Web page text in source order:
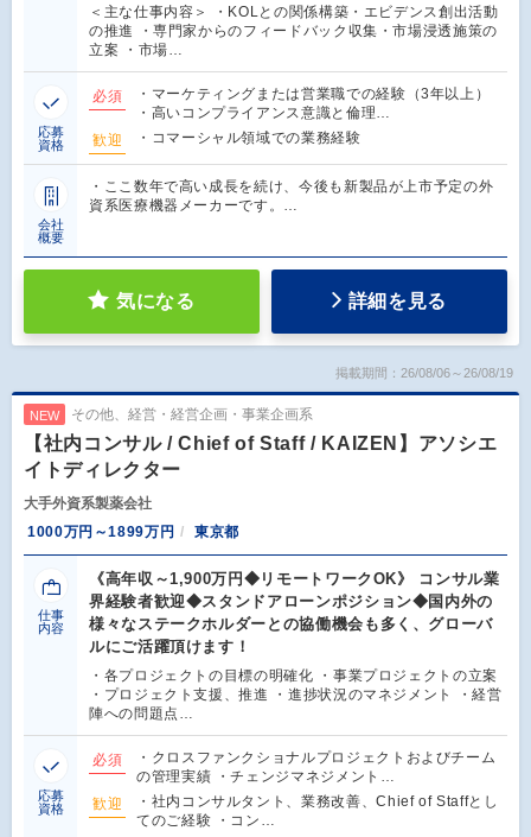
＜主な仕事内容＞ ・KOLとの関係構築・エビデンス創出活動
の推進 ・専門家からのフィードバック収集・市場浸透施策の
立案 ・市場…
応募
資格
必須
・マーケティングまたは営業職での経験（3年以上）
・高いコンプライアンス意識と倫理…
歓迎
・コマーシャル領域での業務経験
会社
概要
・ここ数年で高い成長を続け、今後も新製品が上市予定の外
資系医療機器メーカーです。…
気になる 詳細を見る
掲載期間：26/08/06～26/08/19
NEW その他、経営・経営企画・事業企画系
【社内コンサル / Chief of Staff / KAIZEN】アソシエ
イトディレクター
大手外資系製薬会社
1000万円～1899万円
東京都
仕事
内容
《高年収～1,900万円◆リモートワークOK》 コンサル業
界経験者歓迎◆スタンドアローンポジション◆国内外の
様々なステークホルダーとの協働機会も多く、グローバ
ルにご活躍頂けます！
・各プロジェクトの目標の明確化 ・事業プロジェクトの立案
・プロジェクト支援、推進 ・進捗状況のマネジメント ・経営
陣への問題点…
応募
資格
必須
・クロスファンクショナルプロジェクトおよびチーム
の管理実績 ・チェンジマネジメント…
歓迎
・社内コンサルタント、業務改善、Chief of Staffとし
てのご経験 ・コン…